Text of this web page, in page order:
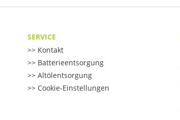
SERVICE
Kontakt
Batterieentsorgung
Altölentsorgung
Cookie-Einstellungen